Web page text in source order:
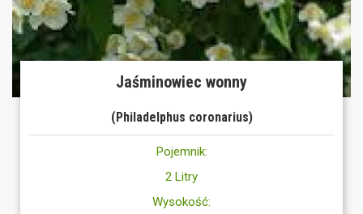
Jaśminowiec wonny
(Philadelphus coronarius)
Pojemnik:
2 Litry
Wysokość: